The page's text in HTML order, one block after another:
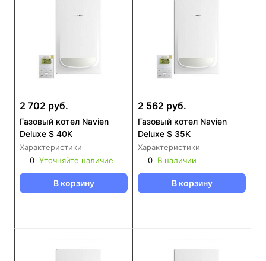
2 702 руб.
Газовый котел Navien
Deluxe S 40K
Характеристики
0 Уточняйте наличие
В корзину
2 562 руб.
Газовый котел Navien
Deluxe S 35K
Характеристики
0 В наличии
В корзину